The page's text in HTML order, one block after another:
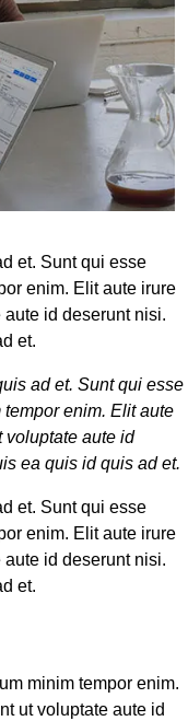
et. Sunt qui esse
enim. Elit aute irure
id deserunt nisi.
et.
ad et. Sunt qui esse
enim. Elit aute
voluptate aute id
ea quis id quis ad et.
et. Sunt qui esse
enim. Elit aute irure
id deserunt nisi.
et.
minim tempor enim.
ut voluptate aute id